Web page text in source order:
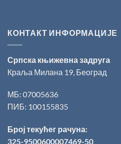
КОНТАКТ ИНФОРМАЦИЈЕ
Српска књижевна задруга
Краља Милана 19, Београд
МБ: 07005636
ПИБ: 100155835
Број текућег рачуна:
325-9500600007469-50